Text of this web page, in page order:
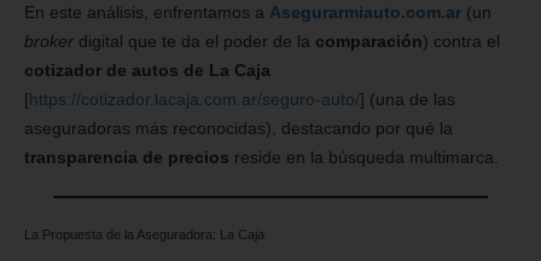
En este análisis, enfrentamos a Asegurarmiauto.com.ar (un
broker digital que te da el poder de la comparación) contra el
cotizador de autos de La Caja
[https://cotizador.lacaja.com.ar/seguro-auto/] (una de las
aseguradoras más reconocidas), destacando por qué la
transparencia de precios reside en la búsqueda multimarca.
La Propuesta de la Aseguradora: La Caja